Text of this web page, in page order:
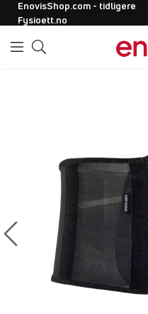
EnovisShop.com - tidligere
Fysioett.no